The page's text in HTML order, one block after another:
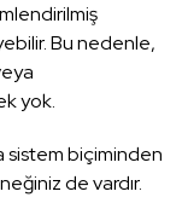
Bu nedenle,
yok.
sistem biçiminden
de vardır.